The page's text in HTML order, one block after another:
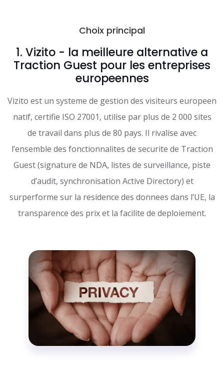
Choix principal
1. Vizito - la meilleure alternative a
Traction Guest pour les entreprises
europeennes
Vizito est un systeme de gestion des visiteurs europeen
natif, certifie ISO 27001, utilise par plus de 2 000 sites
de travail dans plus de 80 pays. Il rivalise avec
l’ensemble des fonctionnalites de securite de Traction
Guest (signature de NDA, listes de surveillance, piste
d’audit, synchronisation Active Directory) et
surperforme sur la residence des donnees dans l’UE, la
transparence des prix et la facilite de deploiement.